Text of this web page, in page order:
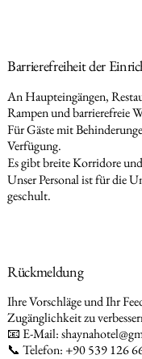
Barrierefreiheit der
An Haupteingängen,
Rampen und barrierefreie
Für Gäste mit
Verfügung.
Es gibt breite Korridore
Unser Personal ist für die
geschult.
Rückmeldung
Ihre Vorschläge und Ihr
Zugänglichkeit zu
📧 E-Mail:
📞 Telefon: +90 539 126